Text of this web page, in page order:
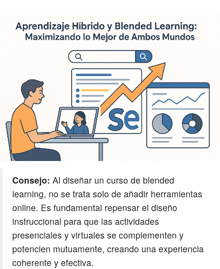
Consejo: Al diseñar un curso de blended
learning, no se trata solo de añadir herramientas
online. Es fundamental repensar el diseño
instruccional para que las actividades
presenciales y virtuales se complementen y
potencien mutuamente, creando una experiencia
coherente y efectiva.